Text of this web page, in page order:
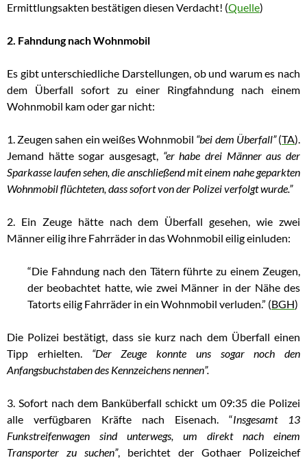
Ermittlungsakten bestätigen diesen Verdacht! (Quelle)
2. Fahndung nach Wohnmobil
Es gibt unterschiedliche Darstellungen, ob und warum es nach
dem Überfall sofort zu einer Ringfahndung nach einem
Wohnmobil kam oder gar nicht:
1. Zeugen sahen ein weißes Wohnmobil “bei dem Überfall”(TA).
Jemand hätte sogar ausgesagt, “er habe drei Männer aus der
Sparkasse laufen sehen, die anschließend mit einem nahe geparkten
Wohnmobil flüchteten, dass sofort von der Polizei verfolgt wurde.”
2. Ein Zeuge hätte nach dem Überfall gesehen, wie zwei
Männer eilig ihre Fahrräder in das Wohnmobil eilig einluden:
“Die Fahndung nach den Tätern führte zu einem Zeugen,
der beobachtet hatte, wie zwei Männer in der Nähe des
Tatorts eilig Fahrräder in ein Wohnmobil verluden.” (BGH)
Die Polizei bestätigt, dass sie kurz nach dem Überfall einen
Tipp erhielten. “Der Zeuge konnte uns sogar noch den
Anfangsbuchstaben des Kennzeichens nennen”.
3. Sofort nach dem Banküberfall schickt um 09:35 die Polizei
alle verfügbaren Kräfte nach Eisenach. “Insgesamt 13
Funkstreifenwagen sind unterwegs, um direkt nach einem
Transporter zu suchen”, berichtet der Gothaer Polizeichef